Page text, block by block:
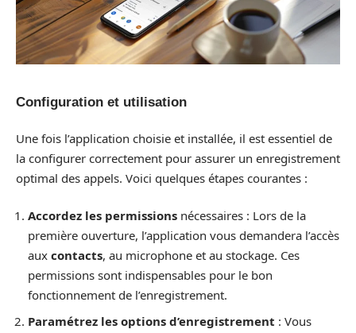
Configuration et utilisation
Une fois l’application choisie et installée, il est essentiel de
la configurer correctement pour assurer un enregistrement
optimal des appels. Voici quelques étapes courantes :
Accordez les permissions nécessaires : Lors de la
première ouverture, l’application vous demandera l’accès
aux contacts, au microphone et au stockage. Ces
permissions sont indispensables pour le bon
fonctionnement de l’enregistrement.
Paramétrez les options d’enregistrement : Vous